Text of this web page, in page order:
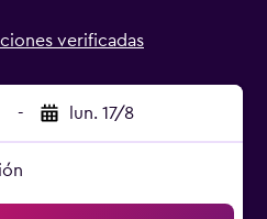
verificadas
- lun. 17/8